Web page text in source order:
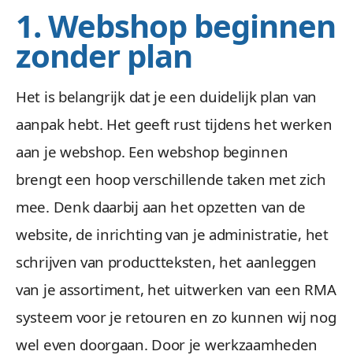
1. Webshop beginnen
zonder plan
Het is belangrijk dat je een duidelijk plan van
aanpak hebt. Het geeft rust tijdens het werken
aan je webshop. Een webshop beginnen
brengt een hoop verschillende taken met zich
mee. Denk daarbij aan het opzetten van de
website, de inrichting van je administratie, het
schrijven van productteksten, het aanleggen
van je assortiment, het uitwerken van een RMA
systeem voor je retouren en zo kunnen wij nog
wel even doorgaan. Door je werkzaamheden